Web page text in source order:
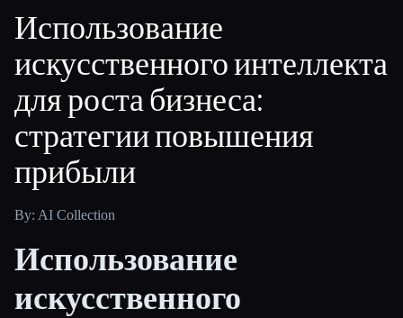
💻
🎓Студенты 🎬Креаторы
Блог
Сравнить инструменты
Все категории
О нас
Использование
искусственного интеллекта
для роста бизнеса:
стратегии повышения
прибыли
By: AI Collection
Использование
искусственного